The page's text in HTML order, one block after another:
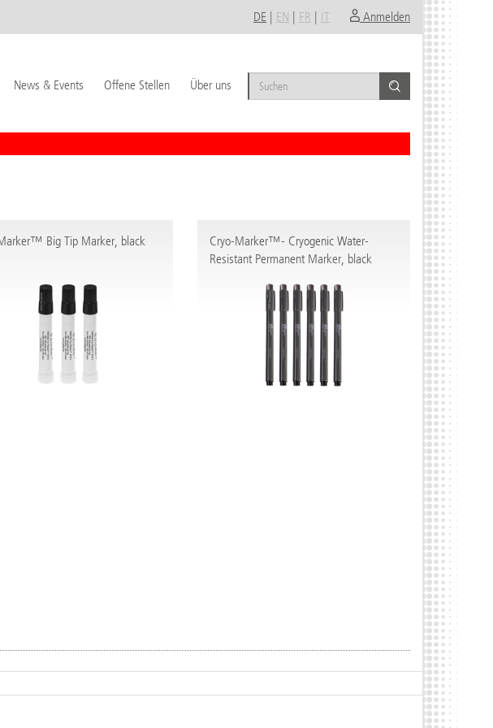
Anmelden
DE | EN | FR | IT
News & Events Offene Stellen Über uns
Big Tip Marker, black
Cryo-Marker™- Cryogenic Water-
Resistant Permanent Marker, black